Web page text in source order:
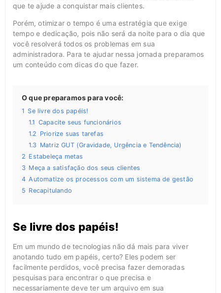
que te ajude a conquistar mais clientes.
Porém, otimizar o tempo é uma estratégia que exige
tempo e dedicação, pois não será da noite para o dia que
você resolverá todos os problemas em sua
administradora. Para te ajudar nessa jornada preparamos
um conteúdo com dicas do que fazer.
O que preparamos para você:
1 Se livre dos papéis!
1.1 Capacite seus funcionários
1.2 Priorize suas tarefas
1.3 Matriz GUT (Gravidade, Urgência e Tendência)
2 Estabeleça metas
3 Meça a satisfação dos seus clientes
4 Automatize os processos com um sistema de gestão
5 Recapitulando
Se livre dos papéis!
Em um mundo de tecnologias não dá mais para viver
anotando tudo em papéis, certo? Eles podem ser
facilmente perdidos, você precisa fazer demoradas
pesquisas para encontrar o que precisa e
necessariamente deve ter um arquivo em sua